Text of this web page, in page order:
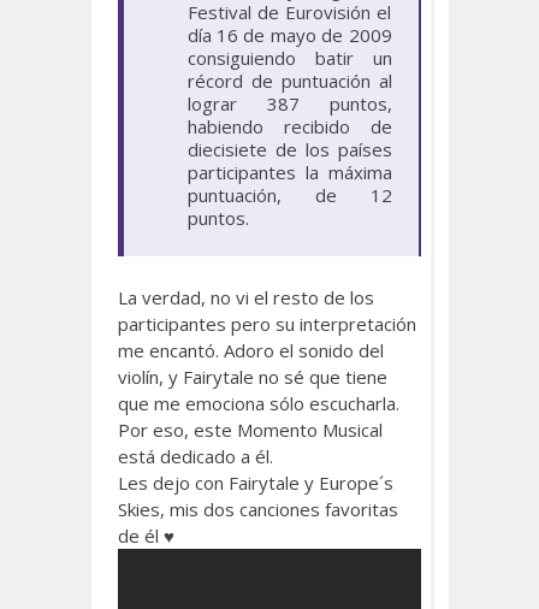
Festival de Eurovisión el
día 16 de mayo de 2009
consiguiendo batir un
récord de puntuación al
lograr 387 puntos,
habiendo recibido de
diecisiete de los países
participantes la máxima
puntuación, de 12
puntos.
La verdad, no vi el resto de los
participantes pero su interpretación
me encantó. Adoro el sonido del
violín, y Fairytale no sé que tiene
que me emociona sólo escucharla.
Por eso, este Momento Musical
está dedicado a él.
Les dejo con Fairytale y Europe´s
Skies, mis dos canciones favoritas
de él ♥